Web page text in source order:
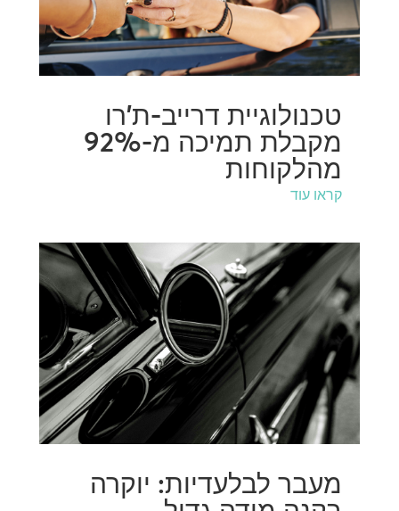
טכנולוגיית דרייב-ת'רו
מקבלת תמיכה מ-92%
מהלקוחות
קראו עוד
מעבר לבלעדיות: יוקרה